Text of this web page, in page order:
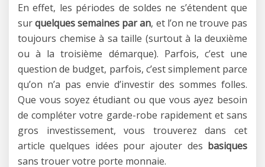
En effet, les périodes de soldes ne s’étendent que
surquelques semaines par an, et l’on ne trouve pas
toujours chemise à sa taille (surtout à la deuxième
ou à la troisième démarque). Parfois, c’est une
question de budget, parfois, c’est simplement parce
qu’on n’a pas envie d’investir des sommes folles.
Que vous soyez étudiant ou que vous ayez besoin
de compléter votre garde-robe rapidement et sans
gros investissement, vous trouverez dans cet
article quelques idées pour ajouter des basiques
sans trouer votre porte monnaie.